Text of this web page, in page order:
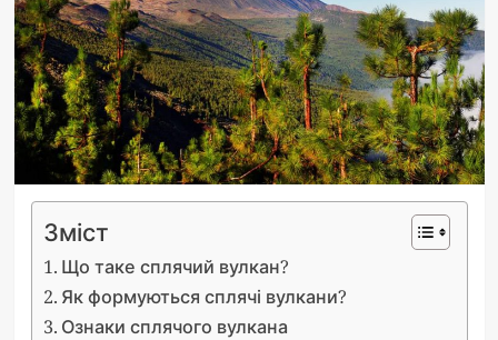
Зміст
Що таке сплячий вулкан?
Як формуються сплячі вулкани?
Ознаки сплячого вулкана